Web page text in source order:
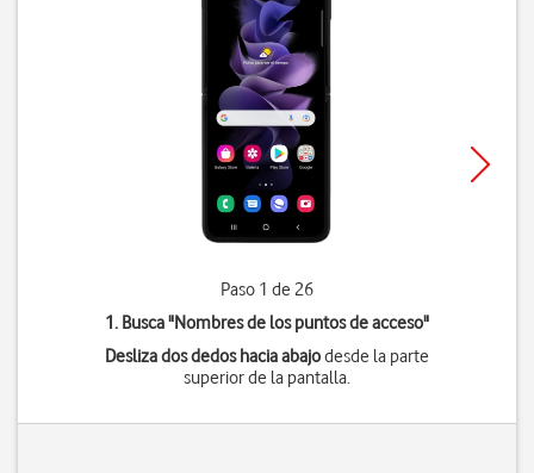
Paso 1 de 26
1. Busca "Nombres de los puntos de acceso"
Desliza dos dedos hacia abajodesde la parte
superior de la pantalla.